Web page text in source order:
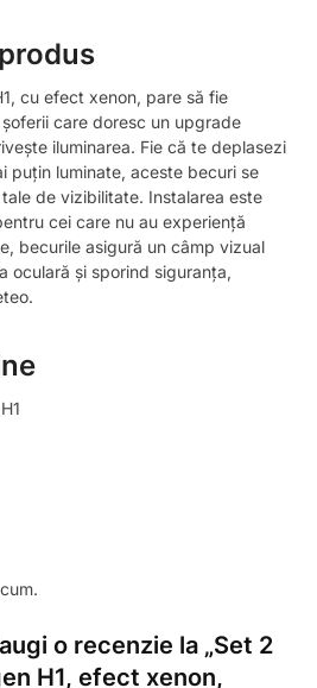
cu efect xenon, pare să fie
care doresc un upgrade
iluminarea. Fie că te deplasezi
puțin luminate, aceste becuri se
de vizibilitate. Instalarea este
cei care nu au experiență
becurile asigură un câmp vizual
oculară și sporind siguranța,
o recenzie la „Set 2
H1, efect xenon,